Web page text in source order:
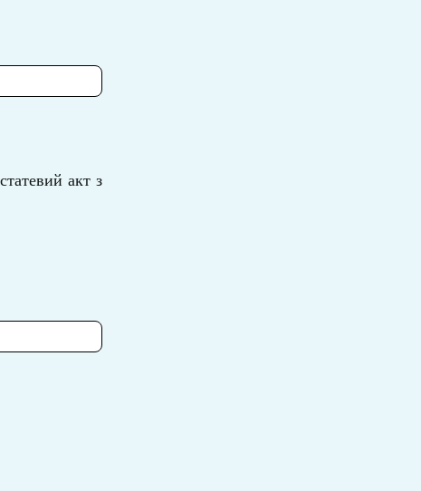
акт з